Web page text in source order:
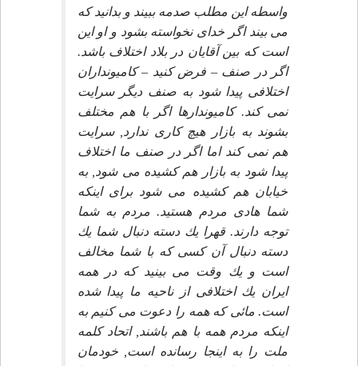
واسطه اين مطلب صدمه ببيند و بدانيد كه
مى بيند اگر خداى نخواسته بشود و او اين
است كه بين آقايان در بلاد اختلاف باشد.
اگر در صنف – فرض كنيد – كاميونداران
اختلافى پيدا شود به صنف ديگر سرايت
نمى كند. كاميوندارها اگر با هم مختلف
بشوند به بازار هيچ كارى ندارد, سرايت
هم نمى كند اما اگر در صنف ما اختلاف
پيدا شود به بازار هم كشيده مى شود, به
خيابان هم كشيده مى شود براى اينكه
شما هادى مردم هستيد. مردم به شما
توجه دارند. قهرا يك دسته دنبال شما يك
دسته دنبال آن كسى كه با شما مخالف
است و يك وقت مى بينيد كه در همه
ايران يك اختلافى از ناحيه ما پيدا شده
است. مائى كه همه را دعوت مى كنيم به
اينكه مردم همه با هم باشند, اتحاد كلمه
ملت را به اينجا رسانده است, خودمان